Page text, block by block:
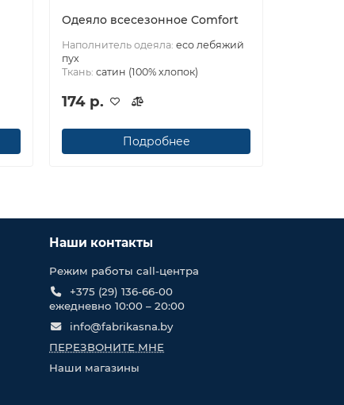
Одеяло всесезонное Comfort
Наполнитель одеяла: eco лебяжий
пух
Ткань: сатин (100% хлопок)
174 р.
Подробнее
Наши контакты
Режим работы call-центра
+375 (29) 136-66-00
ежедневно 10:00 – 20:00
info@fabrikasna.by
ПЕРЕЗВОНИТЕ МНЕ
Наши магазины